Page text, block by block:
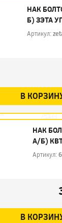
НАК
Б) ЗЭТА
Артикул:
В
НАК
А/Б)
Артикул:
В